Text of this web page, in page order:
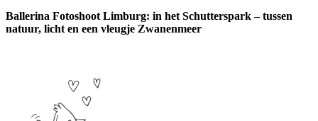
Ballerina Fotoshoot Limburg: in het Schutterspark – tussen
natuur, licht en een vleugje Zwanenmeer